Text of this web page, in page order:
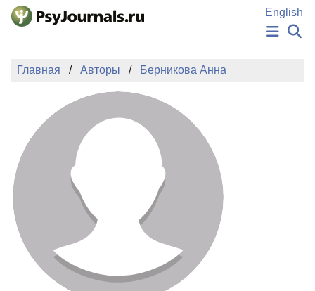
Перейти к основному содержанию
English
НОВОСТИ
АВТОРЫ
ПОДАТЬ РУКОПИСЬ
БАЗА ЗНАНИЙ
КЛЮЧЕВЫЕ СЛОВА
Регистрация
Главная Авторы Берникова Анна